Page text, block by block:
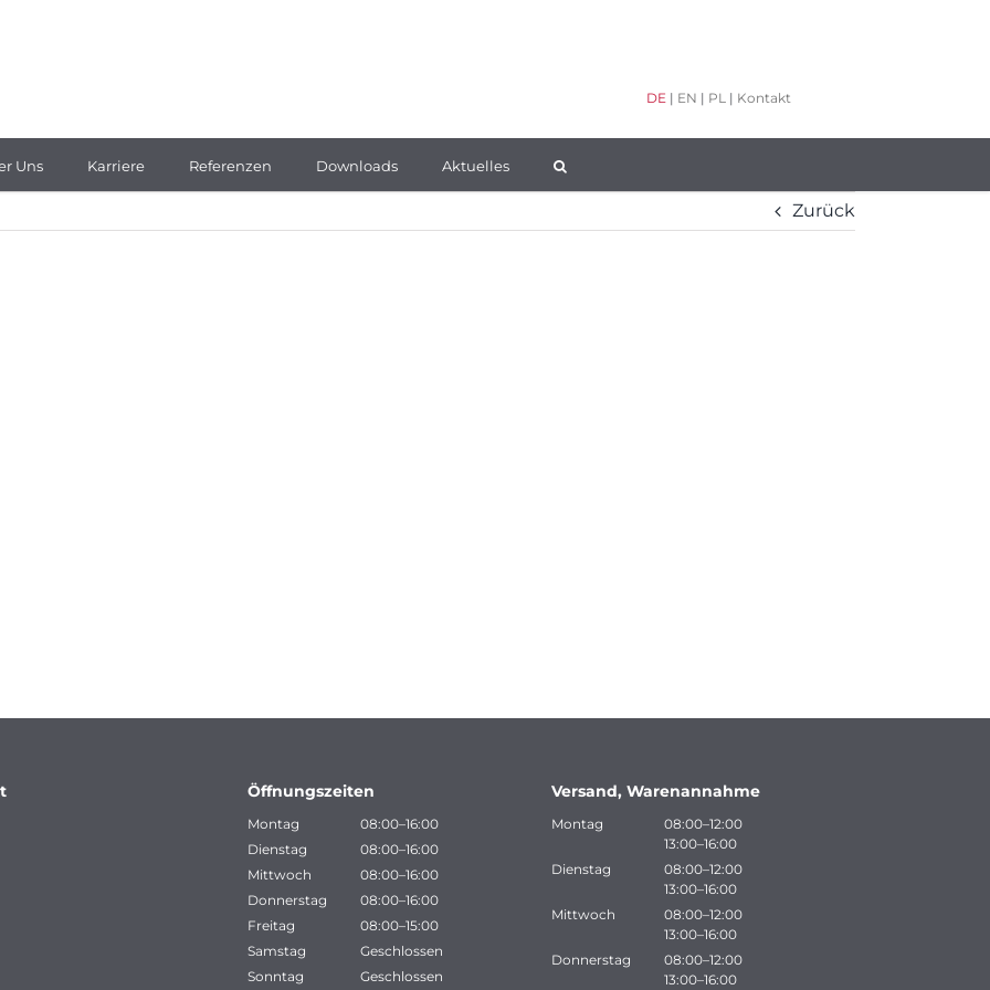
DE | EN | PL | Kontakt
Uns Karriere Referenzen Downloads Aktuelles
Zurück
Öffnungszeiten
Montag
08:00–16:00
Dienstag
08:00–16:00
Mittwoch
08:00–16:00
Donnerstag
08:00–16:00
Freitag
08:00–15:00
Samstag
Geschlossen
Sonntag
Geschlossen
Versand, Warenannahme
Montag
08:00–12:00
13:00–16:00
Dienstag
08:00–12:00
13:00–16:00
Mittwoch
08:00–12:00
13:00–16:00
Donnerstag
08:00–12:00
13:00–16:00